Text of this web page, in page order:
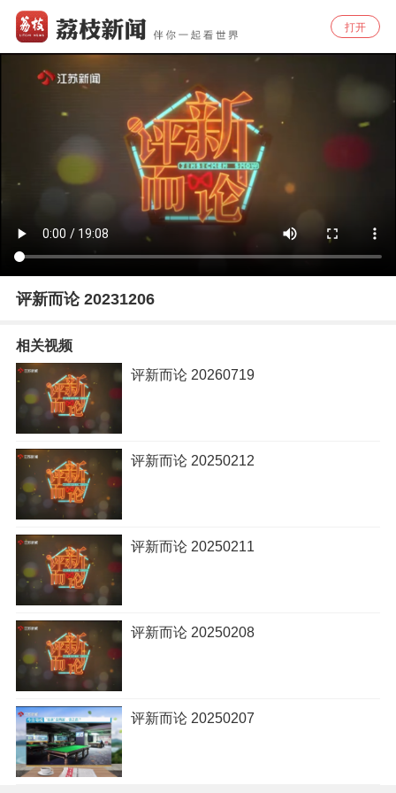
打开
评新而论 20231206
相关视频
评新而论 20260719
评新而论 20250212
评新而论 20250211
评新而论 20250208
评新而论 20250207